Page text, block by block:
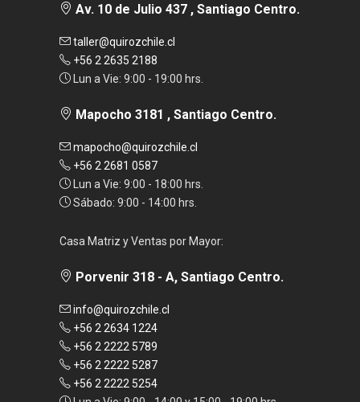
Av. 10 de Julio 437 , Santiago Centro.
taller@quirozchile.cl
+56 2 2635 2188
Lun a Vie: 9:00 - 19:00 hrs.
Mapocho 3181 , Santiago Centro.
mapocho@quirozchile.cl
+56 2 2681 0587
Lun a Vie: 9:00 - 18:00 hrs.
Sábado: 9:00 - 14:00 hrs.
Casa Matriz y Ventas por Mayor:
Porvenir 318 - A, Santiago Centro.
info@quirozchile.cl
+56 2 2634 1224
+56 2 2222 5789
+56 2 2222 5287
+56 2 2222 5254